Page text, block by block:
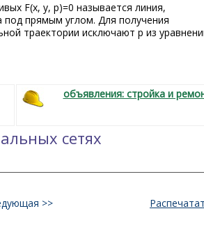
F(x, у, р)=0 называется линия,
под прямым углом. Для получения
траектории исключают р из
объявления: стройка и
сетях
>>